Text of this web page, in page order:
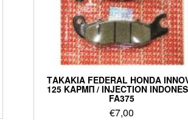
ΤΑΚΑΚΙΑ FEDERAL HONDA
125 ΚΑΡΜΠ / INJECTION
FA375
€7,00